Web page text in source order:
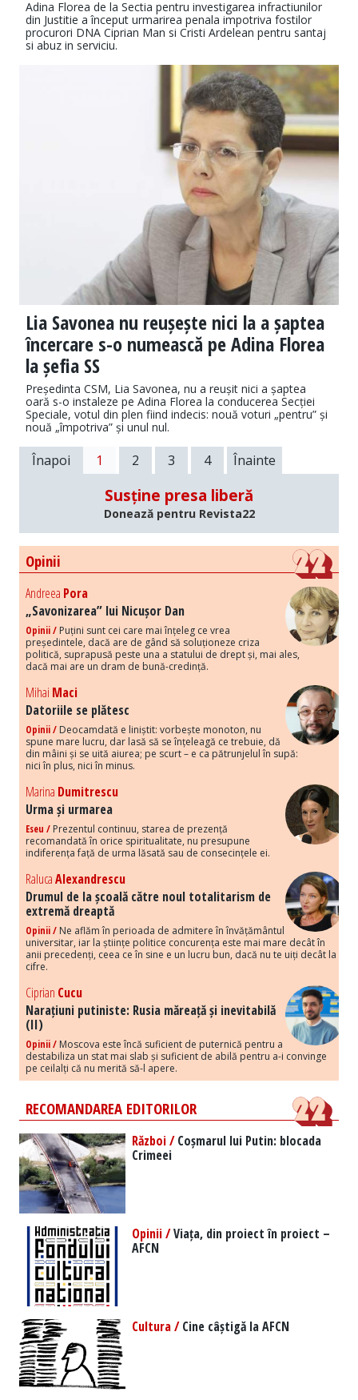
Adina Florea de la Sectia pentru investigarea infractiunilor
din Justitie a început urmarirea penala impotriva fostilor
procurori DNA Ciprian Man si Cristi Ardelean pentru santaj
si abuz in serviciu.
Lia Savonea nu reușește nici la a șaptea
încercare s-o numească pe Adina Florea
la șefia SS
Președinta CSM, Lia Savonea, nu a reușit nici a șaptea
oară s-o instaleze pe Adina Florea la conducerea Secției
Speciale, votul din plen fiind indecis: nouă voturi „pentru” și
nouă „împotriva” și unul nul.
Înapoi 1 2 3 4 Înainte
Susține presa liberă
Donează pentru Revista22
Opinii
Andreea Pora
„Savonizarea” lui Nicușor Dan
Opinii / Puțini sunt cei care mai înțeleg ce vrea
președintele, dacă are de gând să soluționeze criza
politică, suprapusă peste una a statului de drept și, mai ales,
dacă mai are un dram de bună-credință.
Mihai Maci
Datoriile se plătesc
Opinii / Deocamdată e liniștit: vorbește monoton, nu
spune mare lucru, dar lasă să se înțeleagă ce trebuie, dă
din mâini și se uită aiurea; pe scurt – e ca pătrunjelul în supă:
nici în plus, nici în minus.
Marina Dumitrescu
Urma și urmarea
Eseu / Prezentul continuu, starea de prezență
recomandată în orice spiritualitate, nu presupune
indiferența față de urma lăsată sau de consecințele ei.
RalucaAlexandrescu
Drumul de la școală către noul totalitarism de
extremă dreaptă
Opinii / Ne aflăm în perioada de admitere în învățământul
universitar, iar la științe politice concurența este mai mare decât în
anii precedenți, ceea ce în sine e un lucru bun, dacă nu te uiți decât la
cifre.
Ciprian Cucu
Narațiuni putiniste: Rusia măreață și inevitabilă
(II)
Opinii / Moscova este încă suficient de puternică pentru a
destabiliza un stat mai slab și suficient de abilă pentru a-i convinge
pe ceilalți că nu merită să-l apere.
RECOMANDAREA EDITORILOR
Război /Coșmarul lui Putin: blocada
Crimeei
Opinii /Viața, din proiect în proiect –
AFCN
Cultura /Cine câștigă la AFCN